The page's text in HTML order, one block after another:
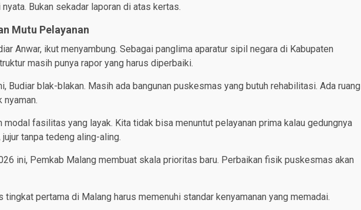
Bukan sekadar laporan di atas kertas.
Mutu Pelayanan
Anwar, ikut menyambung. Sebagai panglima aparatur sipil negara di Kabupaten
masih punya rapor yang harus diperbaiki.
Budiar blak-blakan. Masih ada bangunan puskesmas yang butuh rehabilitasi. Ada ruang
nyaman.
modal fasilitas yang layak. Kita tidak bisa menuntut pelayanan prima kalau gedungnya
jujur tanpa tedeng aling-aling.
ini, Pemkab Malang membuat skala prioritas baru. Perbaikan fisik puskesmas akan
pertama di Malang harus memenuhi standar kenyamanan yang memadai.